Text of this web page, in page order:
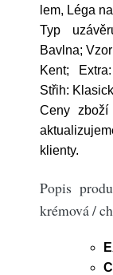
lem, Léga
Typ
Bavlna;
Kent;
Střih:
Ceny zboží
klienty.
Popis
krémová /